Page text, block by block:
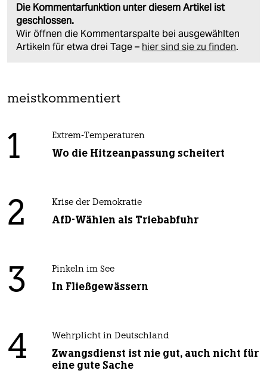
Die Kommentarfunktion unter diesem Artikel ist
geschlossen.
Wir öffnen die Kommentarspalte bei ausgewählten
Artikeln für etwa drei Tage – hier sind sie zu finden.
meistkommentiert
1 Extrem-Temperaturen
Wo die Hitzeanpassung scheitert
2 Krise der Demokratie
AfD-Wählen als Triebabfuhr
3 Pinkeln im See
In Fließgewässern
4 Wehrplicht in Deutschland
Zwangsdienst ist nie gut, auch nicht für
eine gute Sache